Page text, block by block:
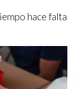
hace falta